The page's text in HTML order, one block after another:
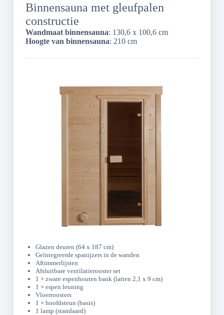
Binnensauna met gleufpalen
constructie
Wandmaat binnensauna: 130,6 x 100,6 cm
Hoogte van binnensauna: 210 cm
Glazen deuren (64 x 187 cm)
Geïntegreerde spanijzers in de wanden
Aftimmerlijsten
Afsluitbare ventilatierooster set
1 × zware espenhouten bank (latten 2,1 x 9 cm)
1 × espen leuning
Vloerroosters
1 × hoofdsteun (basis)
1 lamp (standaard)